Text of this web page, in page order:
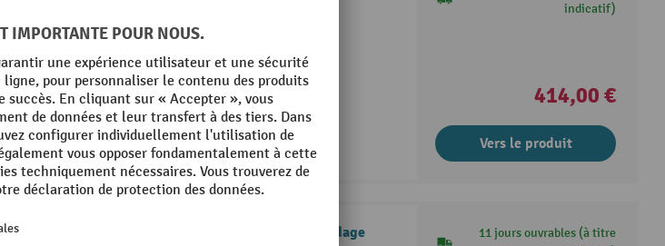
Support pour escalier et rayonnage vertical
Travailler sur une surface parfaitement stable
Empêche de s’enfoncer sur les sols mous
indicatif)
414,00 €
Vers le produit
Kit d’extension de rambarde pour système d’échafaudage
11 jours ouvrables (à titre